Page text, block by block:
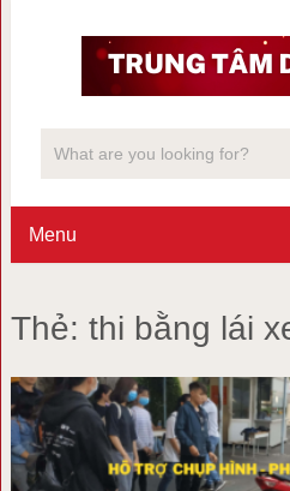
Menu
Thẻ: thi bằng lái